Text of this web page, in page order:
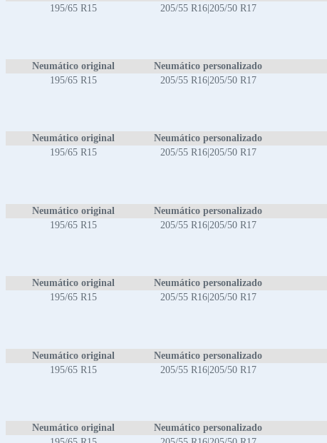
195/65 R15
205/55 R16|205/50 R17
Neumático original Neumático personalizado
195/65 R15
205/55 R16|205/50 R17
Neumático original Neumático personalizado
195/65 R15
205/55 R16|205/50 R17
Neumático original Neumático personalizado
195/65 R15
205/55 R16|205/50 R17
Neumático original Neumático personalizado
195/65 R15
205/55 R16|205/50 R17
Neumático original Neumático personalizado
195/65 R15
205/55 R16|205/50 R17
Neumático original Neumático personalizado